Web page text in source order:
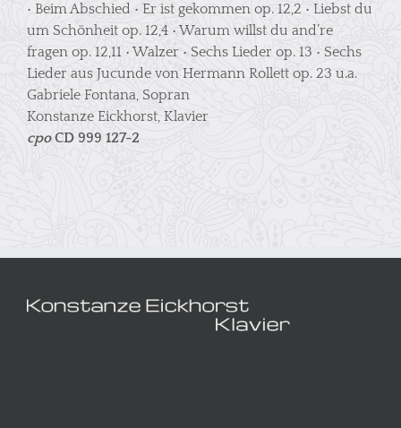
• Beim Abschied • Er ist gekommen op. 12,2 • Liebst du
um Schönheit op. 12,4 • Warum willst du and’re
fragen op. 12,11 • Walzer • Sechs Lieder op. 13 • Sechs
Lieder aus Jucunde von Hermann Rollett op. 23 u.a.
Gabriele Fontana, Sopran
Konstanze Eickhorst, Klavier
cpoCD 999 127-2